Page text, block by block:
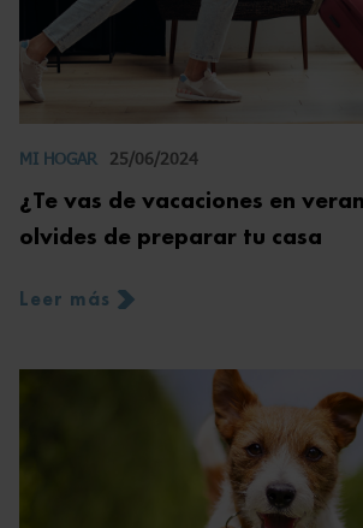
MI HOGAR 25/06/2024
¿Te vas de vacaciones en
olvides de preparar tu casa
Leer más